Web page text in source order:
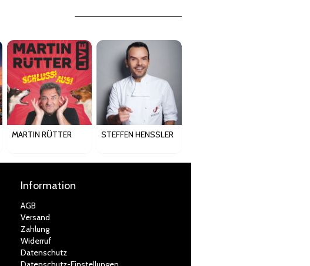
MARTIN RÜTTER STEFFEN HENSSLER
Information
AGB
Versand
Zahlung
Widerruf
Datenschutz